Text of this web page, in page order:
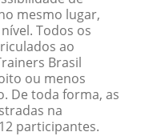
mesmo lugar,
Todos os
ao
Brasil
ou menos
De toda forma, as
na
participantes.